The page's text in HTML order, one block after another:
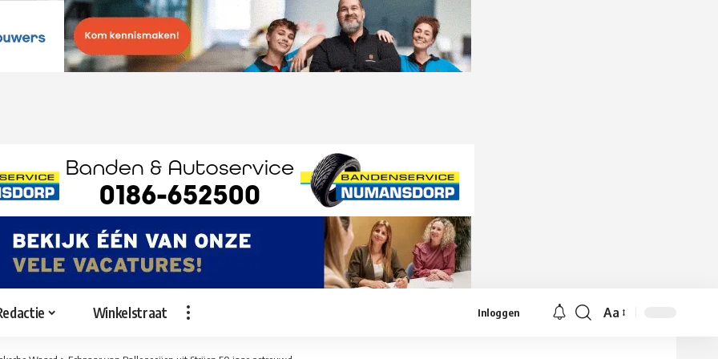
Winkelstraat Inloggen
Lettergrootte
Aa